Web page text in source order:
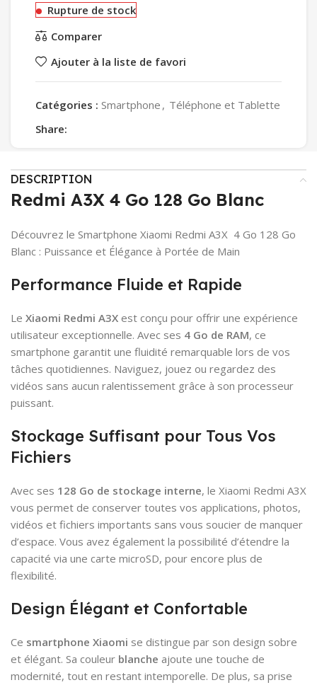
Rupture de stock
Comparer
Ajouter à la liste de favori
Catégories : Smartphone , Téléphone et Tablette
Share:
DESCRIPTION
Redmi A3X 4 Go 128 Go Blanc
Découvrez le Smartphone Xiaomi Redmi A3X 4 Go 128 Go
Blanc : Puissance et Élégance à Portée de Main
Performance Fluide et Rapide
Le Xiaomi Redmi A3X est conçu pour offrir une expérience
utilisateur exceptionnelle. Avec ses 4 Go de RAM, ce
smartphone garantit une fluidité remarquable lors de vos
tâches quotidiennes. Naviguez, jouez ou regardez des
vidéos sans aucun ralentissement grâce à son processeur
puissant.
Stockage Suffisant pour Tous Vos
Fichiers
Avec ses 128 Go de stockage interne, le Xiaomi Redmi A3X
vous permet de conserver toutes vos applications, photos,
vidéos et fichiers importants sans vous soucier de manquer
d’espace. Vous avez également la possibilité d’étendre la
capacité via une carte microSD, pour encore plus de
flexibilité.
Design Élégant et Confortable
Ce smartphone Xiaomi se distingue par son design sobre
et élégant. Sa couleur blanche ajoute une touche de
modernité, tout en restant intemporelle. De plus, sa prise